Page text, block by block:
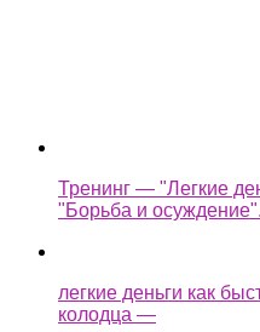
Assassin's Creed